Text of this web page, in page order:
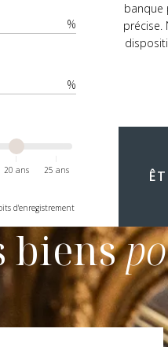
%
%
20 ans 25 ans
d'enregistrement
banque
précise.
biens